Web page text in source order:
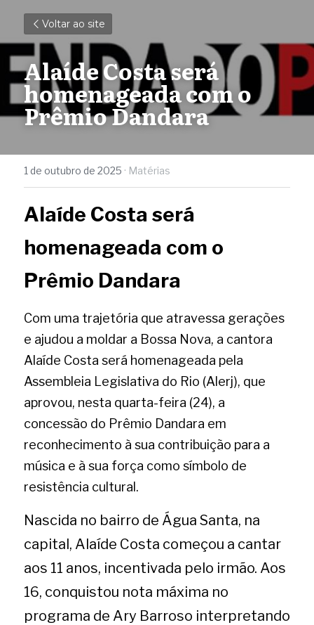
Voltar ao site
Alaíde Costa será
homenageada com o
Prêmio Dandara
1 de outubro de 2025 · Matérias
Alaíde Costa será
homenageada com o
Prêmio Dandara
Com uma trajetória que atravessa gerações
e ajudou a moldar a Bossa Nova, a cantora
Alaíde Costa será homenageada pela
Assembleia Legislativa do Rio (Alerj), que
aprovou, nesta quarta-feira (24), a
concessão do Prêmio Dandara em
reconhecimento à sua contribuição para a
música e à sua força como símbolo de
resistência cultural.
Nascida no bairro de Água Santa, na
capital, Alaíde Costa começou a cantar
aos 11 anos, incentivada pelo irmão. Aos
16, conquistou nota máxima no
programa de Ary Barroso interpretando